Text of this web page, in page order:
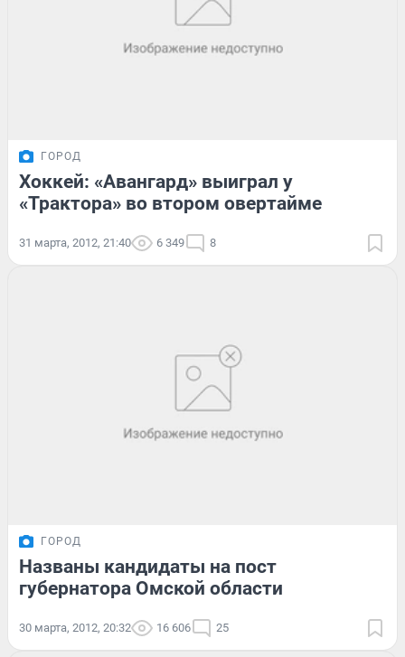
ГОРОД
Хоккей: «Авангард» выиграл у
«Трактора» во втором овертайме
31 марта, 2012, 21:40 6 349 8
ГОРОД
Названы кандидаты на пост
губернатора Омской области
30 марта, 2012, 20:32 16 606 25